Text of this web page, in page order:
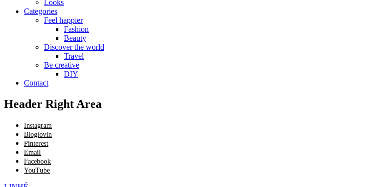
Looks
Categories
Feel happier
Fashion
Beauty
Discover the world
Travel
Be creative
DIY
Contact
Header Right Area
Instagram
Bloglovin
Pinterest
Email
Facebook
YouTube